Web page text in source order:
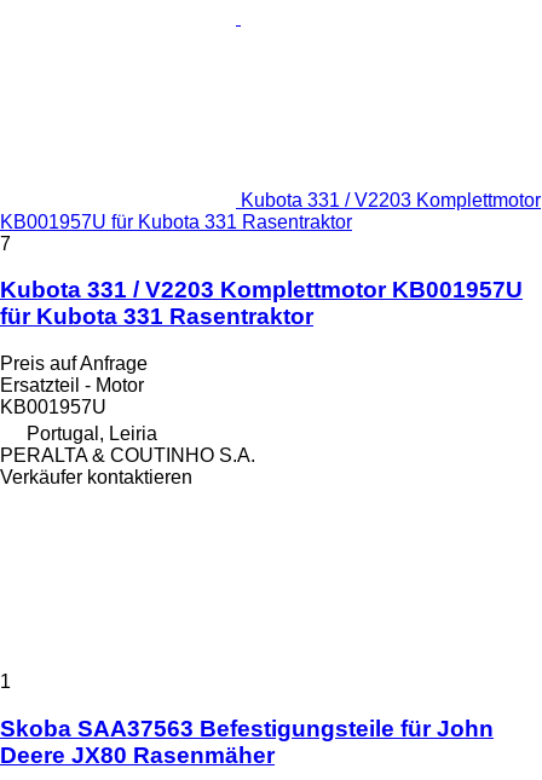
Kubota 331 / V2203 Komplettmotor
KB001957U für Kubota 331 Rasentraktor
7
Kubota 331 / V2203 Komplettmotor KB001957U
für Kubota 331 Rasentraktor
Preis auf Anfrage
Ersatzteil - Motor
KB001957U
Portugal, Leiria
PERALTA & COUTINHO S.A.
Verkäufer kontaktieren
1
Skoba SAA37563 Befestigungsteile für John
Deere JX80 Rasenmäher